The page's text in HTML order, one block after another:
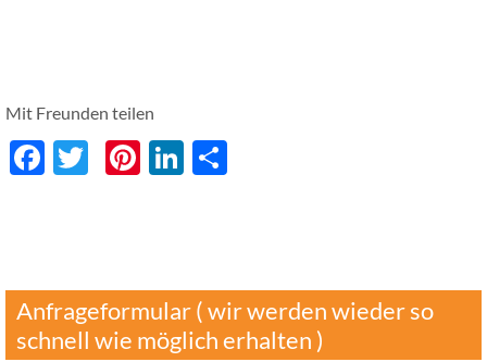
Mit Freunden teilen
Facebook
Twitter
Pinterest
LinkedIn
Anfrageformular ( wir werden wieder so
schnell wie möglich erhalten )